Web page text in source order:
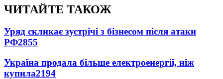
ЧИТАЙТЕ ТАКОЖ
Уряд скликає зустрічі з бізнесом після атаки
РФ2855
Україна продала більше електроенергії, ніж
купила2194